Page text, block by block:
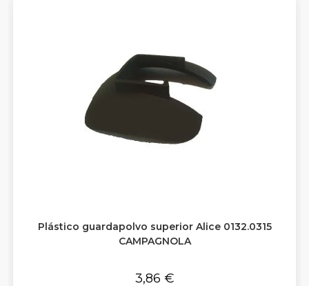
Plástico guardapolvo superior Alice 0132.0315
CAMPAGNOLA
3,86 €